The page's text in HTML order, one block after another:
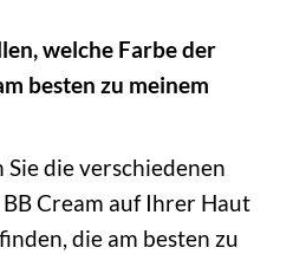
welche Farbe der
besten zu meinem
die verschiedenen
Cream auf Ihrer Haut
die am besten zu